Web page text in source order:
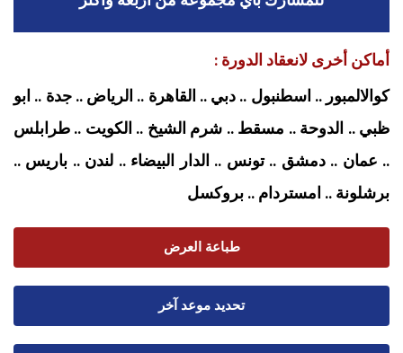
أماكن أخرى لانعقاد الدورة :
كوالالمبور .. اسطنبول .. دبي .. القاهرة .. الرياض .. جدة .. ابو
ظبي .. الدوحة .. مسقط .. شرم الشيخ .. الكويت .. طرابلس
.. عمان .. دمشق .. تونس .. الدار البيضاء .. لندن .. باريس ..
برشلونة .. امستردام .. بروكسل
طباعة العرض
تحديد موعد آخر